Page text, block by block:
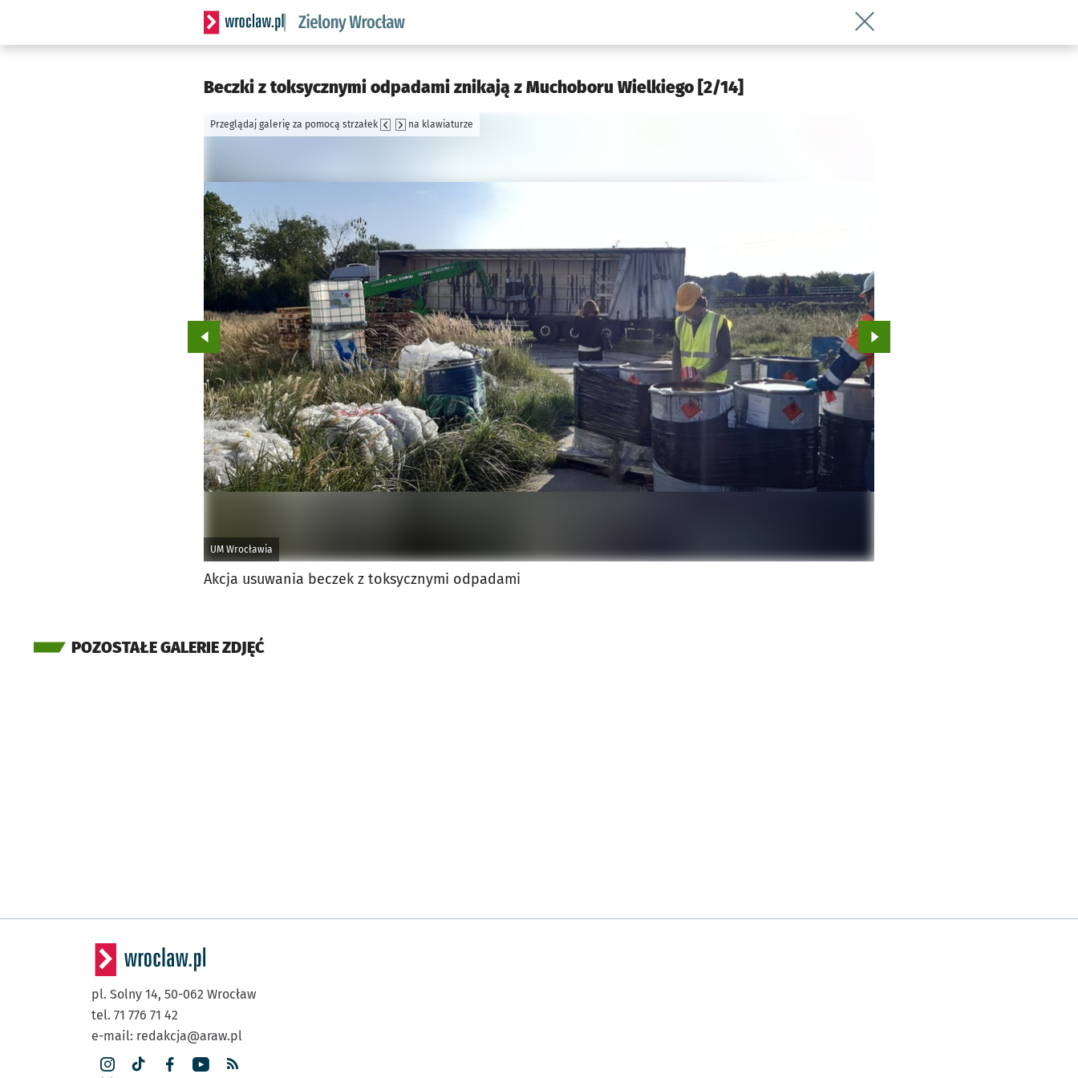
Serwis informacyjny wroclaw.pl podserwis: Środowisko we Wrocławiu
Wróć do artykułu Beczki z
Beczki z toksycznymi odpadami znikają z Muchoboru Wielkiego [2/14]
UM Wrocławia
Przeglądaj galerię za pomocą strzałek na klawiaturze
Przejdź do poprzedniego zdjęcia. Przejdź do kolejnego zdjęcia.
Akcja usuwania beczek z toksycznymi odpadami
POZOSTAŁE GALERIE ZDJĘĆ
pl. Solny 14, 50-062 Wrocław
tel. 71 776 71 42
e-mail: redakcja@araw.pl